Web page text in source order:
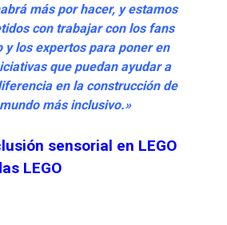
más por hacer, y estamos
con trabajar con los fans
y los expertos para poner en
que puedan ayudar a
en la construcción de
más inclusivo.»
sensorial en LEGO
LEGO